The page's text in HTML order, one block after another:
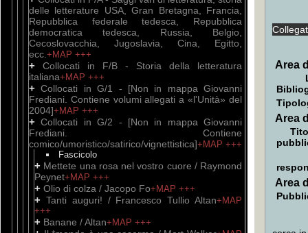
delle letterature USA, Gran Bretagna, Francia,
Repubblica federale tedesca, Repubblica
democratica tedesca, Russia, Belgio,
Cecoslovacchia, Jugoslavia, Cina, Egitto,
ecc. +MAP +++
+ Collocati in F/B - Storia della letteratura
italiana+MAP +++
+Collocati in G/1 - [Non in mappa Giovanni
Frediani. Contiene volumi allegati a «l'Unità» del
2004]+MAP +++
+Collocati in G/2 - [Non in mappa Giovanni
Frediani. Contiene
comico/umoristico/satirico/vignettistica]+MAP +++
Fascicolo
+ Mettete una rosa nel vostro cuore / Raymond
Peynet+MAP +++
+ Olio di colza / Jacopo Fo+MAP +++
+ Tanti auguri! / Francesco Tullio Altan+MAP
+++
+ Banane / Altan+MAP +++
Area
Area
Area